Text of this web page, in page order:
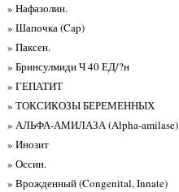
» Нафазолин.
» Шапочка (Cap)
» Паксен.
» Бринсулмиди Ч 40 ЕД/?н
» ГЕПАТИТ
» ТОКСИКОЗЫ БЕРЕМЕННЫХ
» АЛЬФА-АМИЛАЗА (Alpha-amilase)
» Инозит
» Оссин.
» Врожденный (Congenital, Innate)